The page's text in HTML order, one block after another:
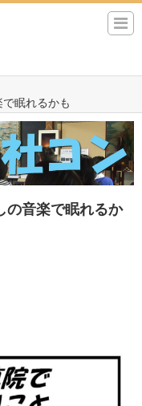
眠れるかも
の音楽で眠れるか